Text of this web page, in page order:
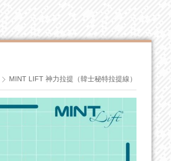
MINT LIFT 神力拉提（韓士秘特拉提線）